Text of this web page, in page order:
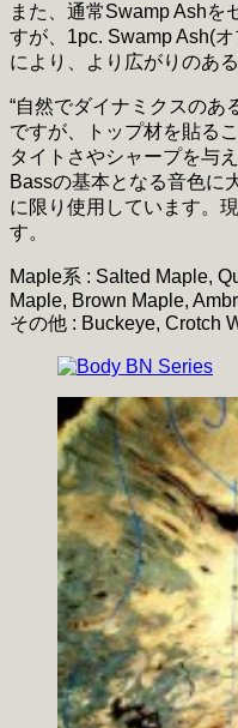
また、通常Swamp Ashを
すが、1pc. Swamp Ash(
により、より広がりのあ
“自然でダイナミクスのあ
ですが、トップ材を貼る
タイトさやシャープを与
Bassの基本となる音色に
に限り使用しています。
す。
Maple系 : Salted Maple,
Maple, Brown Maple,
その他 : Buckeye, Crotch